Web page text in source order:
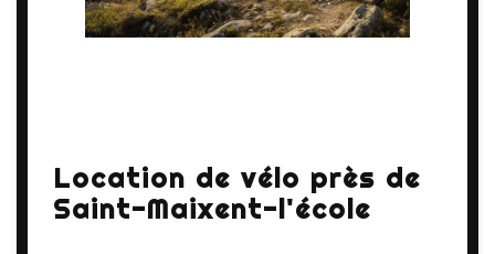
Location de vélo près de
Saint-Maixent-l'école